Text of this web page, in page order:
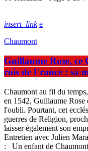
insert_link
Chaumont
Guillaume Rose, ce
rois de France : sa
Chaumont au fil du
en 1542, Guillaume Rose
l'oubli. Pourtant, cet
guerres de Religion,
laisser également son
Entretien avec Julien
: Un enfant de